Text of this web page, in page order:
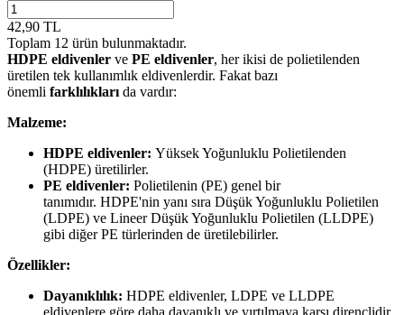
42,90 TL
Toplam 12 ürün bulunmaktadır.
HDPE eldivenler ve PE eldivenler, her ikisi de polietilenden
üretilen tek kullanımlık eldivenlerdir. Fakat bazı
önemli farklılıkları da vardır:
Malzeme:
HDPE eldivenler: Yüksek Yoğunluklu Polietilenden
(HDPE) üretilirler.
PE eldivenler: Polietilenin (PE) genel bir
tanımıdır. HDPE'nin yanı sıra Düşük Yoğunluklu Polietilen
(LDPE) ve Lineer Düşük Yoğunluklu Polietilen (LLDPE)
gibi diğer PE türlerinden de üretilebilirler.
Özellikler:
Dayanıklılık: HDPE eldivenler, LDPE ve LLDPE
eldivenlere göre daha dayanıklı ve yırtılmaya karşı dirençlidir.